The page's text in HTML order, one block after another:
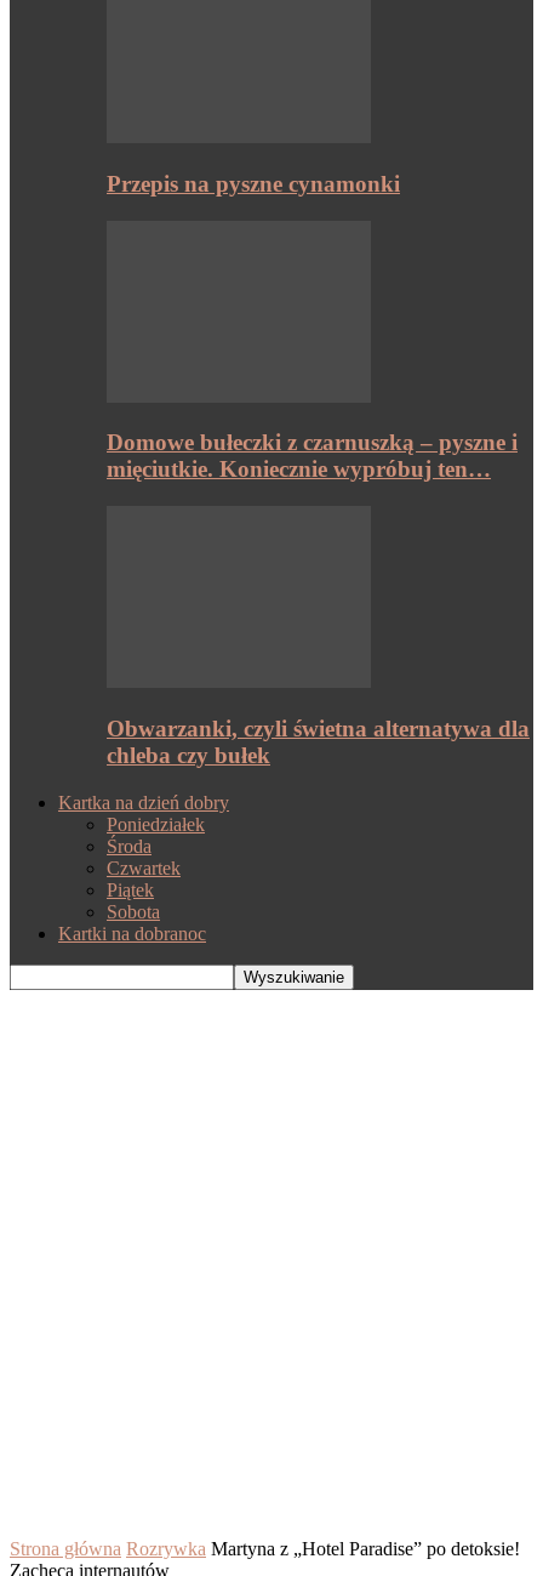
Przepis na pyszne cynamonki
Domowe bułeczki z czarnuszką – pyszne i
mięciutkie. Koniecznie wypróbuj ten…
Obwarzanki, czyli świetna alternatywa dla
chleba czy bułek
Kartka na dzień dobry
Poniedziałek
Środa
Czwartek
Piątek
Sobota
Kartki na dobranoc
Strona główna Rozrywka Martyna z „Hotel Paradise” po detoksie!
Zachęca internautów